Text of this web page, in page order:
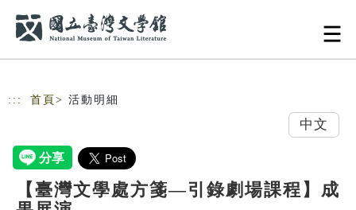
::: 首頁 > 活動明細
中文
【臺灣文學處方箋—引錄劇場課程】成